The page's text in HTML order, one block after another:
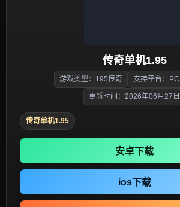
传奇单机1.95
游戏类型：195传奇 支持平台：
更新时间：2026年06月27日
传奇单机1.95
安卓下载
ios下载